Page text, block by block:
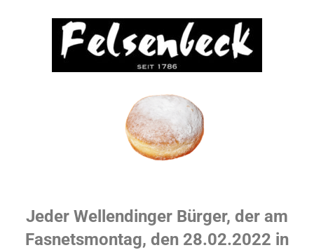
Jeder Wellendinger Bürger, der am
Fasnetsmontag, den 28.02.2022 in